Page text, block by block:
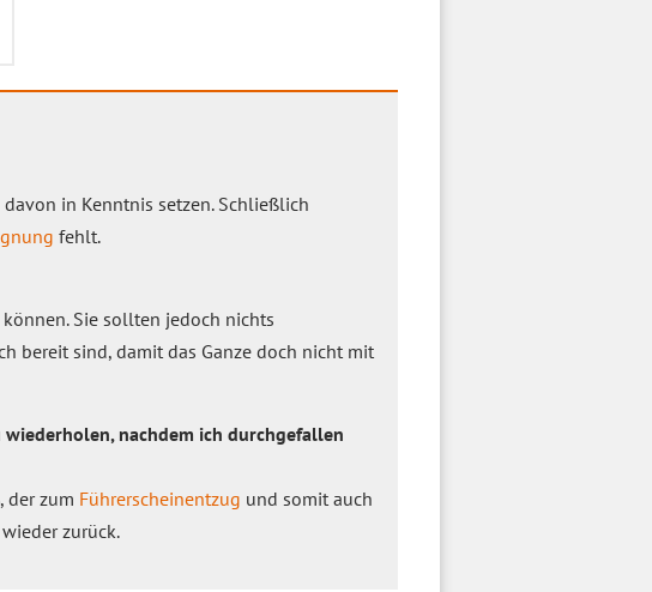
in Kenntnis setzen. Schließlich
fehlt.
Sie sollten jedoch nichts
bereit sind, damit das Ganze doch nicht mit
nachdem ich durchgefallen
der zum Führerscheinentzug und somit auch
wieder zurück.